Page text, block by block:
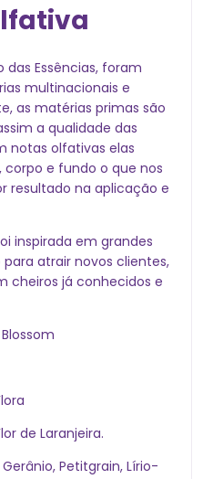
das Essências, foram
multinacionais e
as matérias primas são
a qualidade das
notas olfativas elas
e fundo o que nos
resultado na aplicação e
inspirada em grandes
atrair novos clientes,
cheiros já conhecidos e
de Laranjeira.
Petitgrain, Lírio-